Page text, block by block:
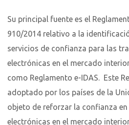
Su principal fuente es el
910/2014 relativo a la
servicios de confianza para las
electrónicas en el mercado
como Reglamento e-IDAS. Este
adoptado por los países de la
objeto de reforzar la confianza
electrónicas en el mercado